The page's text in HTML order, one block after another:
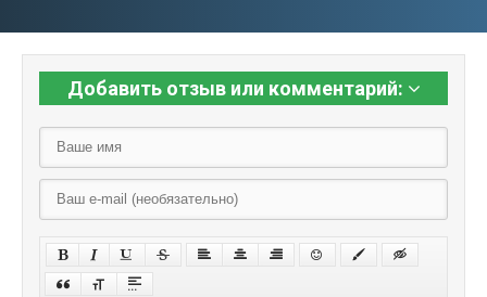
Добавить отзыв или комментарий: